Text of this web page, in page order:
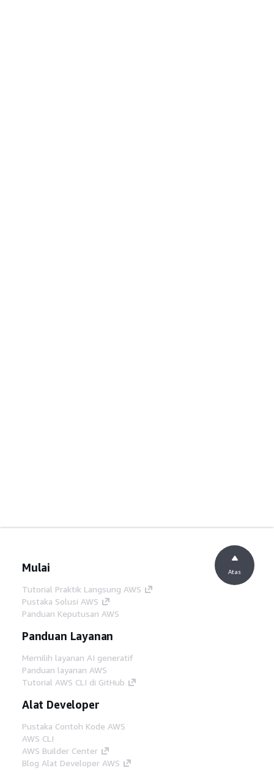
Mulai
Tutorial Praktik Langsung AWS
Pustaka Solusi AWS
Panduan Keputusan AWS
Panduan Layanan
Memilih layanan AI generatif
Panduan layanan AWS
Tutorial AWS CLI di GitHub
Alat Developer
Pustaka Contoh Kode AWS
AWS CLI
AWS Builder Center
Blog Alat Developer AWS
Atas